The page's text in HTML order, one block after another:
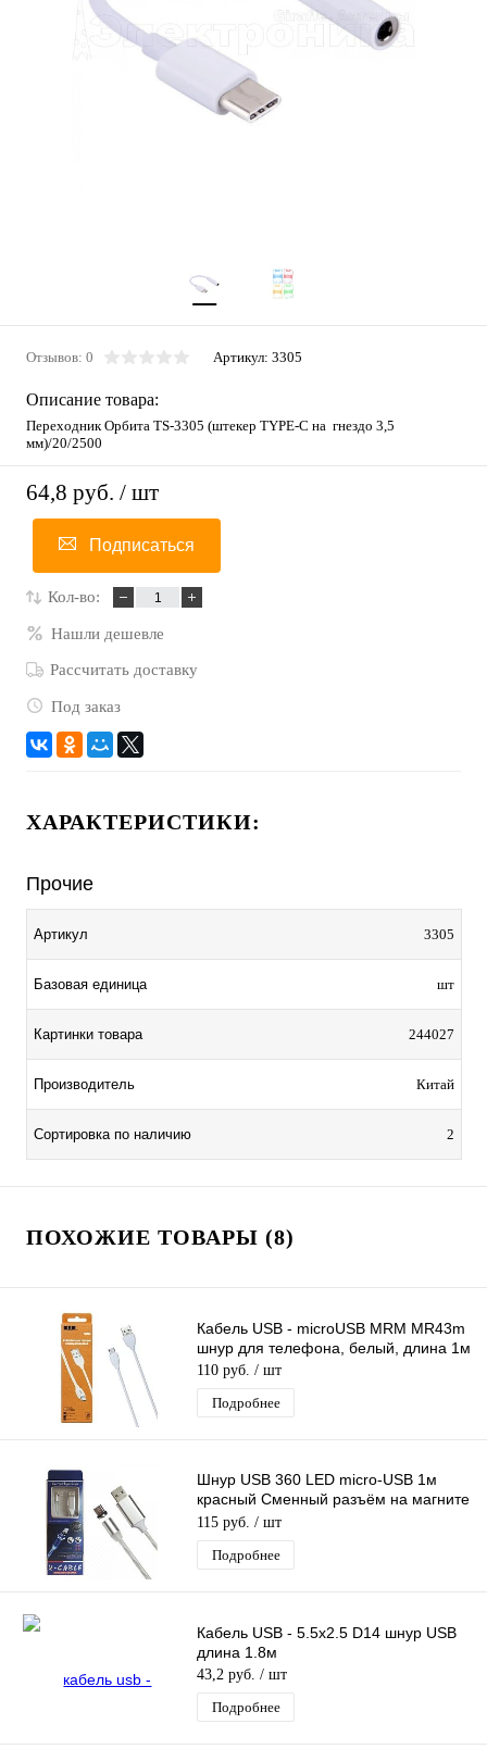
Отзывов: 0 Артикул: 3305
Описание товара:
Переходник Орбита TS-3305 (штекер TYPE-C на гнездо 3,5
мм)/20/2500
64,8 руб. / шт
Подписаться
Кол-во:
Нашли дешевле
Рассчитать доставку
Под заказ
ХАРАКТЕРИСТИКИ:
Прочие
Артикул 3305
Базовая единица шт
Картинки товара 244027
Производитель Китай
Сортировка по наличию 2
ПОХОЖИЕ ТОВАРЫ (8)
Кабель USB - microUSB MRM MR43m
шнур для телефона, белый, длина 1м
110 руб. / шт
Подробнее
Шнур USB 360 LED micro-USB 1м
красный Сменный разъём на магните
360 градусов светящийся Бегущие
Огни
115 руб. / шт
Подробнее
Кабель USB - 5.5x2.5 D14 шнур USB
длина 1.8м
43,2 руб. / шт
Подробнее